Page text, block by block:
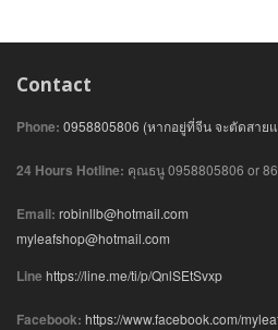
Contact
Phone: 0958805806 (หากอยู่ที่จีน จะตัดสาย
24 Hours Hotline: คุณธนู 0958805806 or
Email: robinllb@hotmail.com
myleafshop@hotmail.com
Line https://line.me/ti/p/QnlSEtSvxp
Facebook: https://www.facebook.com/